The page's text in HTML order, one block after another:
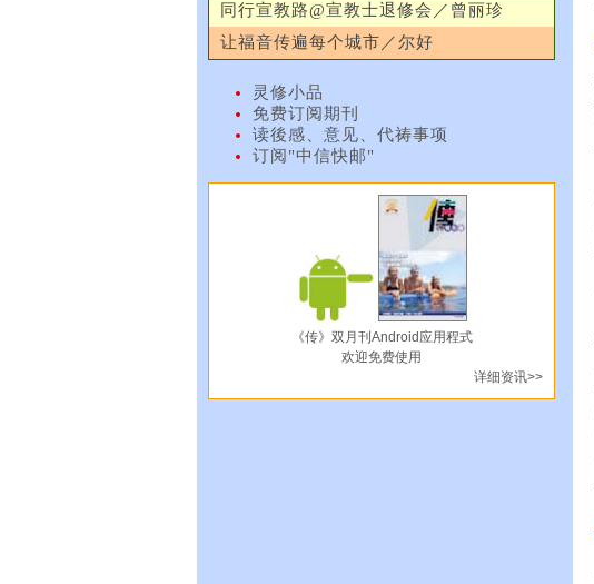
同行宣教路@宣教士退修会／曾丽珍
让福音传遍每个城市／尔好
灵修小品
免费订阅期刊
读後感、意见、代祷事项
订阅"中信快邮"
《传》双月刊Android应用程式
欢迎免费使用
详细资讯>>